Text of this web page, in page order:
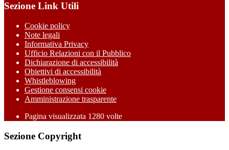
Sezione Link Utili
Cookie policy
Note legali
Informativa Privacy
Ufficio Relazioni con il Pubblico
Dichiarazione di accessibilità
Obiettivi di accessibilità
Whistleblowing
Gestione consensi cookie
Amministrazione trasparente
Pagina visualizzata 1280 volte
Sezione Copyright